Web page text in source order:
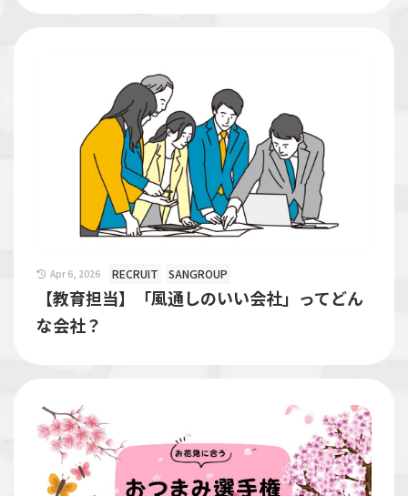
Apr 6, 2026 RECRUIT SANGROUP
【教育担当】「風通しのいい会社」ってどん
な会社？